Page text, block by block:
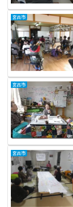
宮古市
宮古市
宮古市